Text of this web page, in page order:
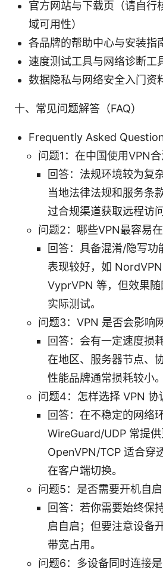
官方网站与下载页（请自行
域可用性）
各品牌的帮助中心与安装指
速度测试工具与网络诊断工
数据隐私与网络安全入门资
十、常见问题解答（FAQ）
Frequently Asked
问题1：在中国使用VPN合
回答：法规环境较为复
当地法律法规和服务条
过合规渠道获取远程访
问题2：哪些VPN最容易在
回答：具备混淆/隐写功
表现较好，如 NordVPN
VyprVPN 等，但效果
实际测试。
问题3：VPN 是否会影响
回答：会有一定速度损
在地区、服务器节点、
性能品牌通常损耗较小。
问题4：怎样选择 VPN 协
回答：在不稳定的网络
WireGuard/UDP 常提
OpenVPN/TCP 适合穿
在客户端切换。
问题5：是否需要开机自启
回答：若你需要始终保
启自启；但要注意设备
带宽占用。
问题6：多设备同时连接是